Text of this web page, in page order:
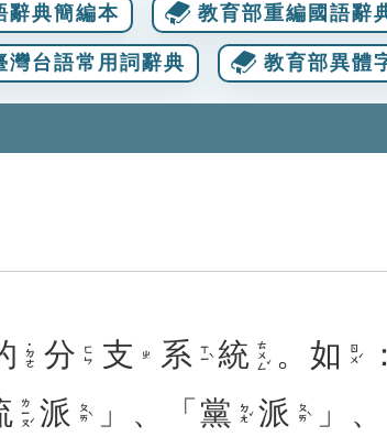
辭典簡編本 教育部重編國語辭
灣台語常用詞辭典 教育部異體
˙ㄉㄜ 分 ㄈㄣ 支 ㄓ 系 ㄒㄧˋ 統 ㄊㄨㄥˇ 。如 ㄖㄨˊ
ㄌㄧㄡˊ 派 ㄆㄞˋ 」、「 黨 ㄉㄤˇ 派 ㄆㄞˋ 」、